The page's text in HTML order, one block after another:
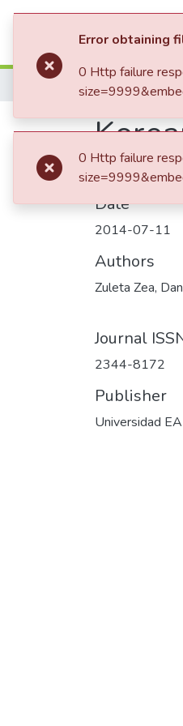
Home
Date
2014-07-11
Authors
Zuleta Zea,
Journal
2344-8172
Publisher
Universidad
Error obtaining
0 Http failure
0 Http failure